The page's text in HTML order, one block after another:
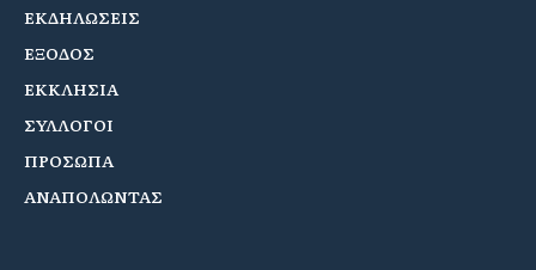
ΕΚΔΗΛΩΣΕΙΣ
ΕΞΟΔΟΣ
ΕΚΚΛΗΣΙΑ
ΣΥΛΛΟΓΟΙ
ΠΡΟΣΩΠΑ
ΑΝΑΠΟΛΩΝΤΑΣ